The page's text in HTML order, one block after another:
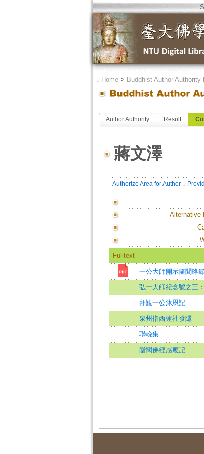
． Home> Buddhist Author Authority
Author Authority Result
蔣文澤
Authorize Area for Author．
Alternative
Fulltext
一公大師開示隨聞略
弘一大師紀念號之三
拜覲一公沐恩記
泉州指西蓮社發隱
聯輓集
贈閱佛經感應記